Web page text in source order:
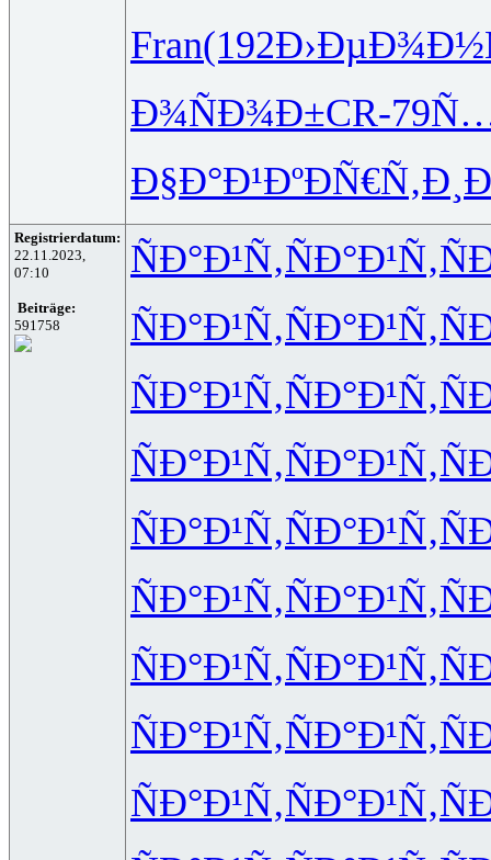
Fran(192Ð›ÐµÐ¾Ð½
Ð¾ÑÐ¾Ð±CR-7
Ð§Ð°Ð¹ÐºÐÑ€Ñ‚Ð¸
Registrierdatum:
22.11.2023,
07:10
Beiträge:
591758
ÑÐ°Ð¹Ñ‚ÑÐ°Ð¹Ñ‚
ÑÐ°Ð¹Ñ‚ÑÐ°Ð¹Ñ‚
ÑÐ°Ð¹Ñ‚ÑÐ°Ð¹Ñ‚
ÑÐ°Ð¹Ñ‚ÑÐ°Ð¹Ñ‚
ÑÐ°Ð¹Ñ‚ÑÐ°Ð¹Ñ‚
ÑÐ°Ð¹Ñ‚ÑÐ°Ð¹Ñ‚
ÑÐ°Ð¹Ñ‚ÑÐ°Ð¹Ñ‚
ÑÐ°Ð¹Ñ‚ÑÐ°Ð¹Ñ‚
ÑÐ°Ð¹Ñ‚ÑÐ°Ð¹Ñ‚